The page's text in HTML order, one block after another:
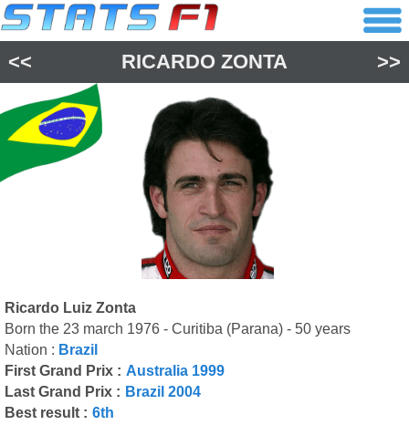
<< RICARDO ZONTA >>
Ricardo Luiz Zonta
Born the 23 march 1976 - Curitiba (Parana) - 50 years
Nation : Brazil
First Grand Prix : Australia 1999
Last Grand Prix : Brazil 2004
Best result : 6th